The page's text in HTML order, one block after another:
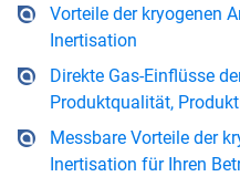
Vorteile der kryogenen
Inertisation
Direkte Gas-Einflüsse
Produktqualität,
Messbare Vorteile der
Inertisation für Ihren